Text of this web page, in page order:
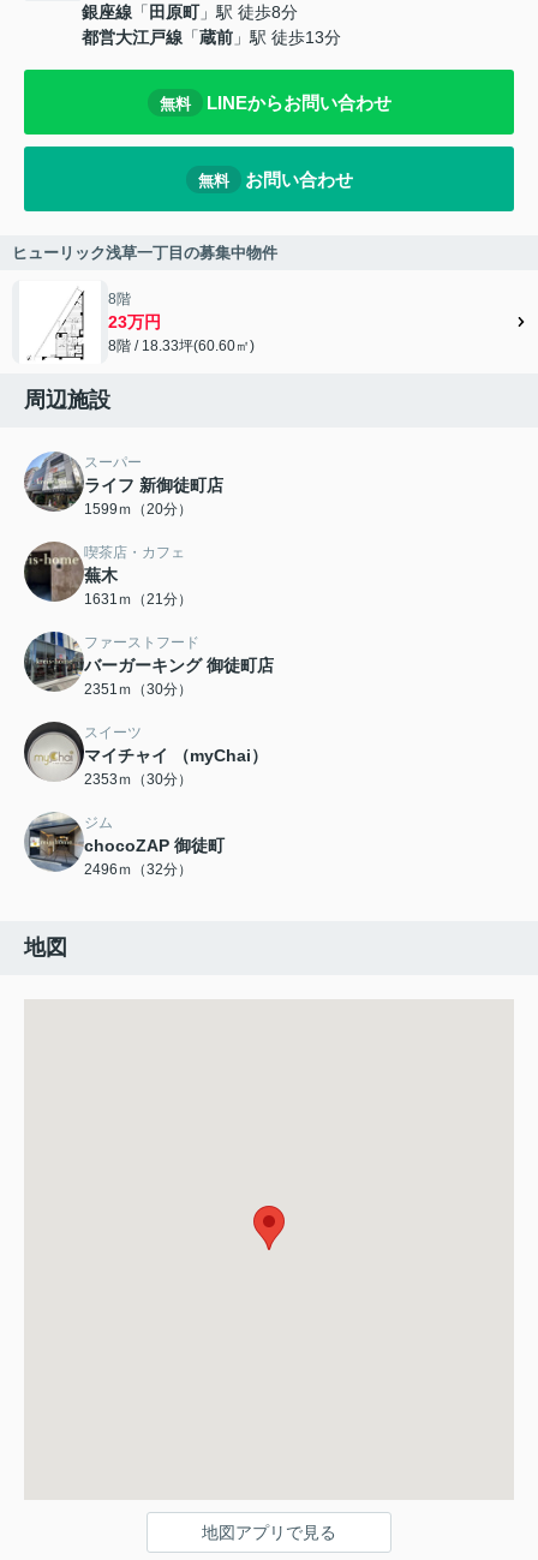
銀座線 「 田原町」駅 徒歩8分
都営大江戸線 「蔵前 」駅 徒歩13分
無料 LINEからお問い合わせ
無料 お問い合わせ
ヒューリック浅草一丁目の募集中物件
8階
23万円
8階 / 18.33坪(60.60㎡)
周辺施設
スーパー
ライフ 新御徒町店
1599ｍ（20分）
喫茶店・カフェ
蕪木
1631ｍ（21分）
ファーストフード
バーガーキング 御徒町店
2351ｍ（30分）
スイーツ
マイチャイ （myChai）
2353ｍ（30分）
ジム
chocoZAP 御徒町
2496ｍ（32分）
地図
地図アプリで見る